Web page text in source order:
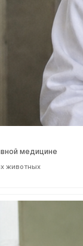
медицине
животных